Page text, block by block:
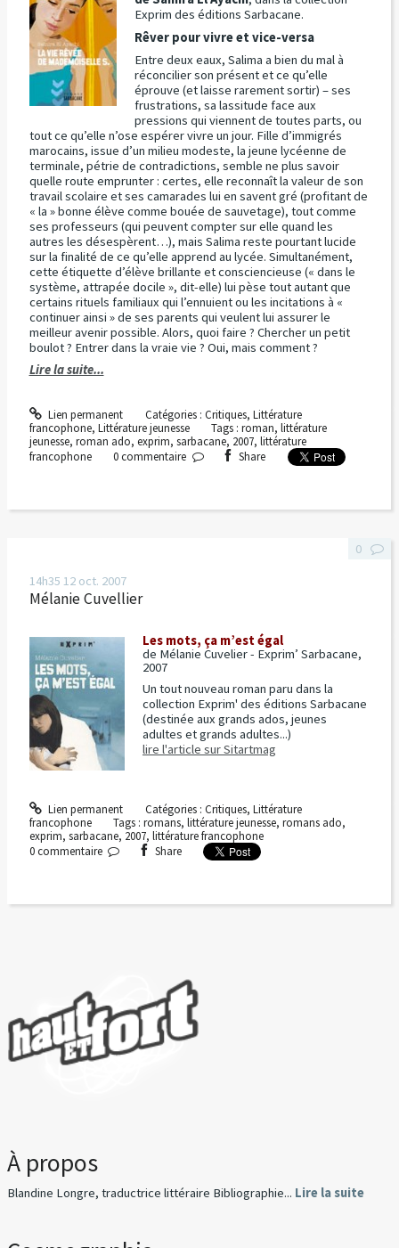
Exprim des éditions Sarbacane.
Rêver pour vivre et vice-versa
Entre deux eaux, Salima a bien du mal à
réconcilier son présent et ce qu’elle
éprouve (et laisse rarement sortir) – ses
frustrations, sa lassitude face aux
pressions qui viennent de toutes parts, ou
tout ce qu’elle n’ose espérer vivre un jour. Fille d’immigrés
marocains, issue d’un milieu modeste, la jeune lycéenne de
terminale, pétrie de contradictions, semble ne plus savoir
quelle route emprunter : certes, elle reconnaît la valeur de son
travail scolaire et ses camarades lui en savent gré (profitant de
« la » bonne élève comme bouée de sauvetage), tout comme
ses professeurs (qui peuvent compter sur elle quand les
autres les désespèrent…), mais Salima reste pourtant lucide
sur la finalité de ce qu’elle apprend au lycée. Simultanément,
cette étiquette d’élève brillante et consciencieuse (« dans le
système, attrapée docile », dit-elle) lui pèse tout autant que
certains rituels familiaux qui l’ennuient ou les incitations à «
continuer ainsi » de ses parents qui veulent lui assurer le
meilleur avenir possible. Alors, quoi faire ? Chercher un petit
boulot ? Entrer dans la vraie vie ? Oui, mais comment ?
Lire la suite...
Lien permanent Catégories : Critiques, Littérature
francophone, Littérature jeunesse Tags :roman,littérature
jeunesse, roman ado, exprim, sarbacane, 2007, littérature
francophone
0commentaire Share
14h35 12 oct. 2007
Mélanie Cuvellier
Les mots, ça m’est égal
de Mélanie Cuvelier - Exprim’ Sarbacane,
2007
Un tout nouveau roman paru dans la
collection Exprim' des éditions Sarbacane
(destinée aux grands ados, jeunes
adultes et grands adultes...)
lire l'article sur Sitartmag
Lien permanent Catégories : Critiques, Littérature
francophone
Tags :romans,littérature jeunesse,romans ado,
exprim, sarbacane, 2007, littérature francophone
0
0 commentaire Share
À propos
Blandine Longre, traductrice littéraire Bibliographie... Lire la suite